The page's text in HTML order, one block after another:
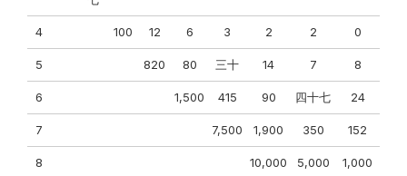
4 100 12 6 3 2 2 0
5 820 80 三十 14 7 8
6 1,500 415 90 四十七 24
7 7,500 1,900 350 152
8 10,000 5,000 1,000